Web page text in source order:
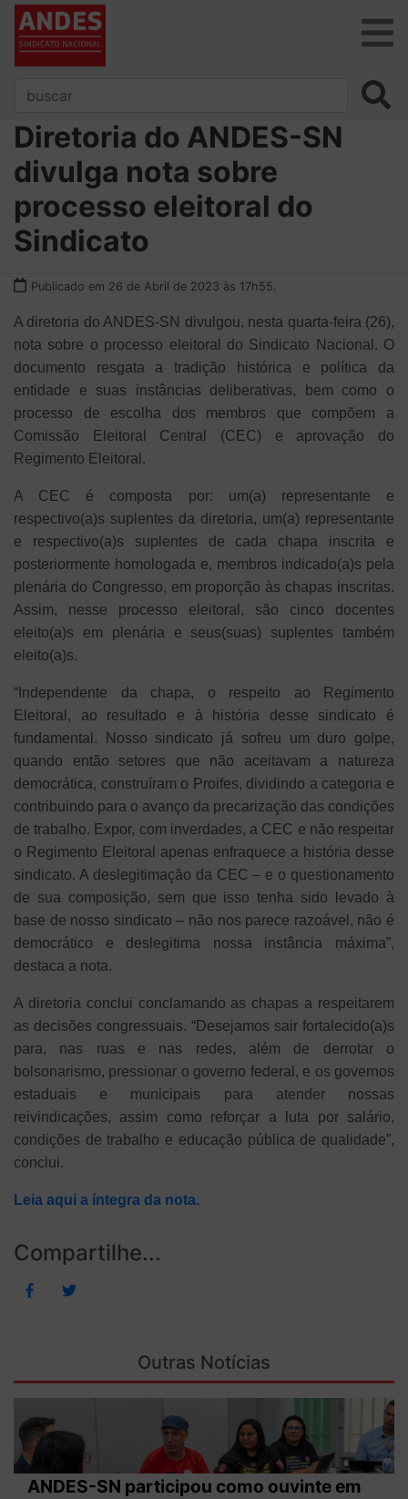
Diretoria do ANDES-SN
divulga nota sobre
processo eleitoral do
Sindicato
Publicado em 26 de Abril de 2023 às 17h55.
A diretoria do ANDES-SN divulgou, nesta quarta-feira (26),
nota sobre o processo eleitoral do Sindicato Nacional. O
documento resgata a tradição histórica e política da
entidade e suas instâncias deliberativas, bem como o
processo de escolha dos membros que compõem a
Comissão Eleitoral Central (CEC) e aprovação do
Regimento Eleitoral.
A CEC é composta por: um(a) representante e
respectivo(a)s suplentes da diretoria, um(a) representante
e respectivo(a)s suplentes de cada chapa inscrita e
posteriormente homologada e, membros indicado(a)s pela
plenária do Congresso, em proporção às chapas inscritas.
Assim, nesse processo eleitoral, são cinco docentes
eleito(a)s em plenária e seus(suas) suplentes também
eleito(a)s.
“Independente da chapa, o respeito ao Regimento
Eleitoral, ao resultado e à história desse sindicato é
fundamental. Nosso sindicato já sofreu um duro golpe,
quando então setores que não aceitavam a natureza
democrática, construíram o Proifes, dividindo a categoria e
contribuindo para o avanço da precarização das condições
de trabalho. Expor, com inverdades, a CEC e não respeitar
o Regimento Eleitoral apenas enfraquece a história desse
sindicato. A deslegitimação da CEC – e o questionamento
de sua composição, sem que isso tenha sido levado à
base de nosso sindicato – não nos parece razoável, não é
democrático e deslegitima nossa instância máxima”,
destaca a nota.
A diretoria conclui conclamando as chapas a respeitarem
as decisões congressuais. “Desejamos sair fortalecido(a)s
para, nas ruas e nas redes, além de derrotar o
bolsonarismo, pressionar o governo federal, e os governos
estaduais e municipais para atender nossas
reivindicações, assim como reforçar a luta por salário,
condições de trabalho e educação pública de qualidade”,
conclui.
Leia aqui a íntegra da nota.
Compartilhe...
Outras Notícias
ANDES-SN participou como ouvinte em